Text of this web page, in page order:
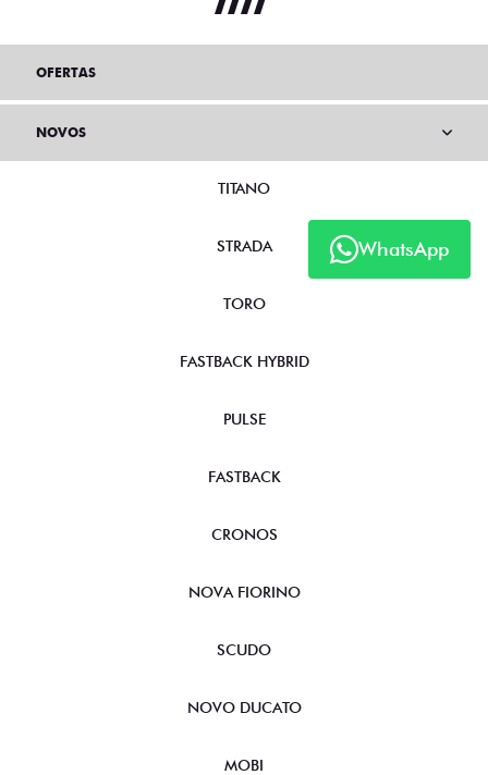
WhatsApp
OFERTAS
NOVOS
TITANO
STRADA
TORO
FASTBACK HYBRID
PULSE
FASTBACK
CRONOS
NOVA FIORINO
SCUDO
NOVO DUCATO
MOBI